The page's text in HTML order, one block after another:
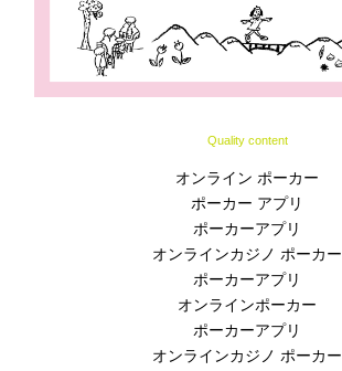
Quality content
オンライン ポーカー
ポーカー アプリ
ポーカーアプリ
オンラインカジノ ポーカー
ポーカーアプリ
オンラインポーカー
ポーカーアプリ
オンラインカジノ ポーカー